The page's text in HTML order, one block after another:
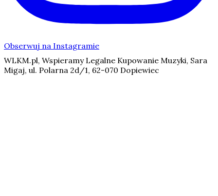
Obserwuj na Instagramie
WLKM.pl, Wspieramy Legalne Kupowanie Muzyki, Sara
Migaj, ul. Polarna 2d/1, 62-070 Dopiewiec